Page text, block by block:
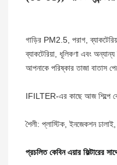
গাড়ির PM2.5, পরাগ,
ব্যাকটেরিয়া, ধূলিকণা এবং
আপনাকে পরিষ্কার তাজা বাতাস
IFILTER-এর কাছে আজ শিল্পে
শৈলী: প্লাস্টিক, ইনজেকশন
প্রচলিত কেবিন এয়ার ফিল্টারের